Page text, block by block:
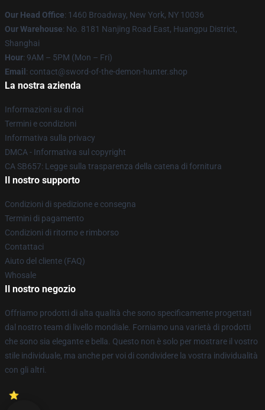
Our Head Office: 1460 Broadway, New York, NY 10036
Our Warehouse: No. 8181 Nanjing Road East, Huangpu District,
Shanghai
Hour: 9AM – 5PM (Mon – Fri)
Email : contact@sword-of-the-demon-hunter.shop
La nostra azienda
Informazioni su di noi
Termini e condizioni
Informativa sulla privacy
DMCA - Informativa sul copyright
CA SB657: Legge sulla trasparenza della catena di fornitura
Il nostro supporto
Condizioni di spedizione e consegna
Termini di pagamento
Condizioni di ritorno e rimborso
Contattaci
Aiuto del cliente (FAQ)
Whosale
Il nostro negozio
Offriamo prodotti di alta qualità che sono specificamente progettati
dal nostro team di livello mondiale. Forniamo una varietà di prodotti
che sono sia elegante e bella. Questo non è solo per mostrare il vostro
stile individuale, ma anche per voi di condividere la vostra individualità
con gli altri.